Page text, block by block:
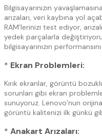
Bilgisayarınızın
arızaları, veri kaybına yol
RAM’lerinizi test ediyor,
yedek parçalarla
bilgisayarınızın
* Ekran Problemleri:
Kırık ekranlar, görüntü
sorunları gibi ekran
sunuyoruz. Lenovo’nun
görüntü kalitenizi ilk günkü
* Anakart Arızaları: